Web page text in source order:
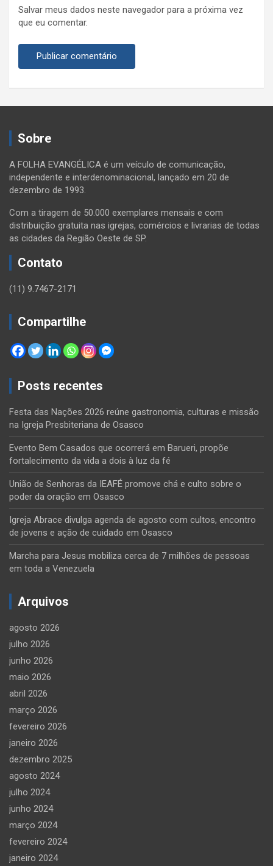
Salvar meus dados neste navegador para a próxima vez
que eu comentar.
Sobre
A FOLHA EVANGÉLICA é um veículo de comunicação,
independente e interdenominacional, lançado em 20 de
dezembro de 1993.
Com a tiragem de 50.000 exemplares mensais e com
distribuição gratuita nas igrejas, comércios e livrarias de todas
as cidades da Região Oeste de SP.
Contato
(11) 9.7467-2171
Compartilhe
Posts recentes
Festa das Nações 2026 reúne gastronomia, culturas e missão
na Igreja Presbiteriana de Osasco
Evento Bem Casados que ocorrerá em Barueri, propõe
fortalecimento da vida a dois à luz da fé
União de Senhoras da IEAFÉ promove chá e culto sobre o
poder da oração em Osasco
Igreja Abrace divulga agenda de agosto com cultos, encontro
de jovens e ação de cuidado em Osasco
Marcha para Jesus mobiliza cerca de 7 milhões de pessoas
em toda a Venezuela
Arquivos
agosto 2026
julho 2026
junho 2026
maio 2026
abril 2026
março 2026
fevereiro 2026
janeiro 2026
dezembro 2025
agosto 2024
julho 2024
junho 2024
março 2024
fevereiro 2024
janeiro 2024